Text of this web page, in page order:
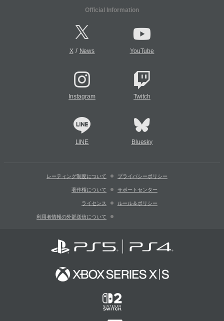
Official Information
X/ News YouTube
Instagram Twitch
LINE Bluesky
レーティング制度について プライバシーポリシー
著作権について サポートセンター
ライセンス ルール＆ポリシー
利用者情報の外部送信について